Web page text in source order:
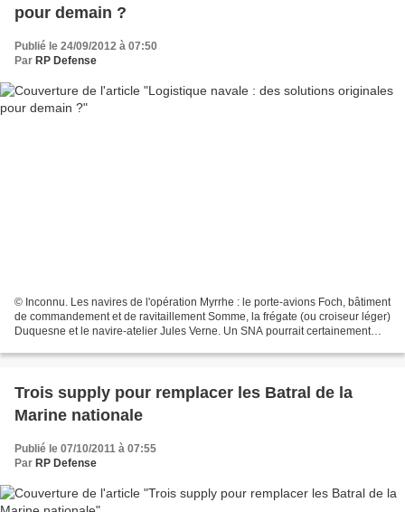
pour demain ?
Publié le 24/09/2012 à 07:50
Par RP Defense
© Inconnu. Les navires de l'opération Myrrhe : le porte-avions Foch, bâtiment
de commandement et de ravitaillement Somme, la frégate (ou croiseur léger)
Duquesne et le navire-atelier Jules Verne. Un SNA pourrait certainement
Trois supply pour remplacer les Batral de la
Marine nationale
Publié le 07/10/2011 à 07:55
Par RP Defense